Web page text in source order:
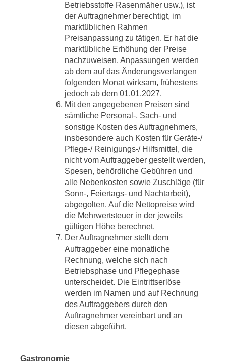
Betriebsstoffe Rasenmäher usw.), ist
der Auftragnehmer berechtigt, im
marktüblichen Rahmen
Preisanpassung zu tätigen. Er hat die
marktübliche Erhöhung der Preise
nachzuweisen. Anpassungen werden
ab dem auf das Änderungsverlangen
folgenden Monat wirksam, frühestens
jedoch ab dem 01.01.2027.
Mit den angegebenen Preisen sind
sämtliche Personal-, Sach- und
sonstige Kosten des Auftragnehmers,
insbesondere auch Kosten für Geräte-/
Pflege-/ Reinigungs-/ Hilfsmittel, die
nicht vom Auftraggeber gestellt werden,
Spesen, behördliche Gebühren und
alle Nebenkosten sowie Zuschläge (für
Sonn-, Feiertags- und Nachtarbeit),
abgegolten. Auf die Nettopreise wird
die Mehrwertsteuer in der jeweils
gültigen Höhe berechnet.
Der Auftragnehmer stellt dem
Auftraggeber eine monatliche
Rechnung, welche sich nach
Betriebsphase und Pflegephase
unterscheidet. Die Eintrittserlöse
werden im Namen und auf Rechnung
des Auftraggebers durch den
Auftragnehmer vereinbart und an
diesen abgeführt.
Gastronomie